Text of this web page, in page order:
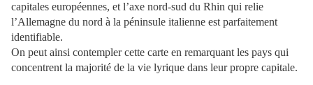
capitales européennes, et l’axe nord-sud du Rhin qui relie
l’Allemagne du nord à la péninsule italienne est parfaitement
identifiable.
On peut ainsi contempler cette carte en remarquant les pays qui
concentrent la majorité de la vie lyrique dans leur propre capitale.